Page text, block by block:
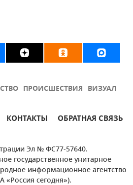
ПРОИСШЕСТВИЯ ВИЗУАЛ
КОНТАКТЫ ОБРАТНАЯ СВЯЗЬ
Эл № ФС77-57640.
государственное унитарное
информационное агентство
«Россия сегодня»).